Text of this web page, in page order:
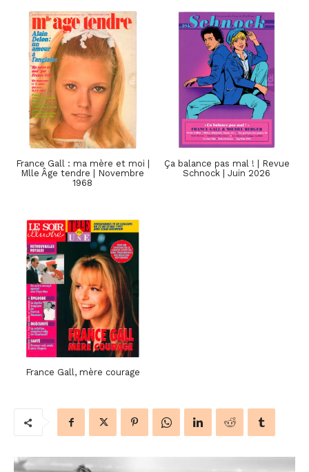
France Gall : ma mère et moi |
Mlle Âge tendre | Novembre
1968
Ça balance pas mal ! | Revue
Schnock | Juin 2026
France Gall, mère courage